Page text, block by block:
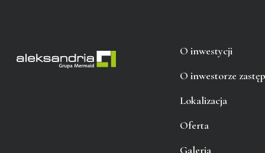
O inwestycji
O inwestorze
Lokalizacja
Oferta
Galeria